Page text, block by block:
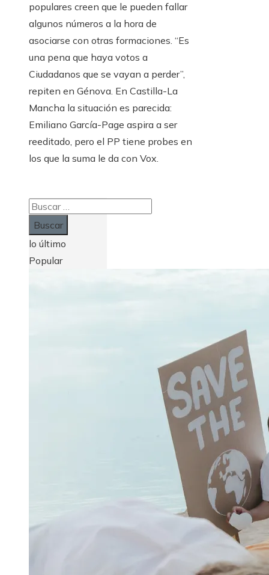
populares creen que le pueden fallar
algunos números a la hora de
asociarse con otras formaciones. “Es
una pena que haya votos a
Ciudadanos que se vayan a perder”,
repiten en Génova. En Castilla-La
Mancha la situación es parecida:
Emiliano García-Page aspira a ser
reeditado, pero el PP tiene probes en
los que la suma le da con Vox.
Buscar:
lo último
Popular